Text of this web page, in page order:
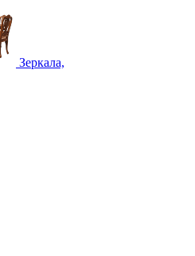
Зеркала,